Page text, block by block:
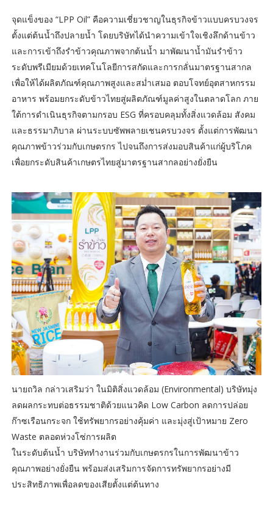
จุดแข็งของ “LPP Oil” คือความเชี่ยวชาญในธุรกิจข้าวแบบครบวงจร
ตั้งแต่ต้นน้ำถึงปลายน้ำ โดยบริษัทได้นำความเข้าใจเชิงลึกด้านข้าว
และการเข้าถึงรำข้าวคุณภาพจากต้นน้ำ มาพัฒนาน้ำมันรำข้าว
ระดับพรีเมียมด้วยเทคโนโลยีการสกัดและการกลั่นมาตรฐานสากล
เพื่อให้ได้ผลิตภัณฑ์คุณภาพสูงและสม่ำเสมอ ตอบโจทย์อุตสาหกรรม
อาหาร พร้อมยกระดับข้าวไทยสู่ผลิตภัณฑ์มูลค่าสูงในตลาดโลก ภาย
ใต้การดำเนินธุรกิจตามกรอบ ESG ที่ครอบคลุมทั้งสิ่งแวดล้อม สังคม
และธรรมาภิบาล ผ่านระบบซัพพลายเชนครบวงจร ตั้งแต่การพัฒนา
คุณภาพข้าวร่วมกับเกษตรกร ไปจนถึงการส่งมอบสินค้าแก่ผู้บริโภค
เพื่อยกระดับสินค้าเกษตรไทยสู่มาตรฐานสากลอย่างยั่งยืน
นายถวิล กล่าวเสริมว่า ในมิติสิ่งแวดล้อม (Environmental) บริษัทมุ่ง
ลดผลกระทบต่อธรรมชาติด้วยแนวคิด Low Carbon ลดการปล่อย
ก๊าซเรือนกระจก ใช้ทรัพยากรอย่างคุ้มค่า และมุ่งสู่เป้าหมาย Zero
Waste ตลอดห่วงโซ่การผลิต
ในระดับต้นน้ำ บริษัททำงานร่วมกับเกษตรกรในการพัฒนาข้าว
คุณภาพอย่างยั่งยืน พร้อมส่งเสริมการจัดการทรัพยากรอย่างมี
ประสิทธิภาพเพื่อลดของเสียตั้งแต่ต้นทาง